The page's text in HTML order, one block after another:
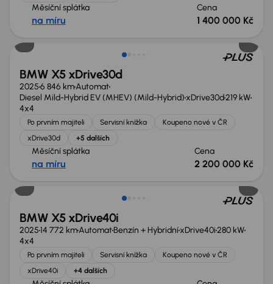
Měsíční splátka
na míru
Cena
1 400 000 Kč
Zlevněno o 100 000 Kč
BMW X5 xDrive30d
20256 846 kmAutomat
Diesel Mild-Hybrid EV (MHEV) (Mild-Hybrid) xDrive30d219 kW
4x4
Po prvním majiteli Servisní knížka
Koupeno nové v ČR
xDrive30d
+5 dalších
Měsíční splátka
na míru
Cena
2 200 000 Kč
Ušetříte 599 476 Kč
BMW X5 xDrive40i
202514 772 kmAutomatBenzín + HybridníxDrive40i280 kW
4x4
Po prvním majiteli Servisní knížka
Koupeno nové v ČR
xDrive40i
+4 dalších